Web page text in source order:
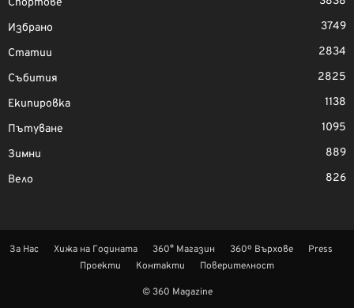
Избрано
3749
Статии
2834
Събития
2825
Екипировка
1138
Пътуване
1095
Зимни
889
Вело
826
За Нас Хижа на Годината 360° Магазин 360º Върхове
Press
Проекти
Контакти Поверителност
© 360 Magazine